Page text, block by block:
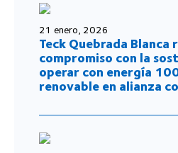
21 enero, 2026
Teck Quebrada Blanca
compromiso con la
operar con energía
renovable en alianza